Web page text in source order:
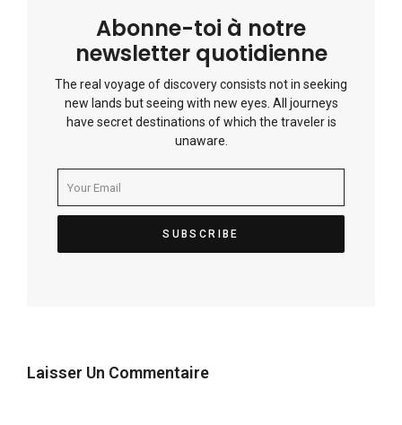
Abonne-toi à notre
newsletter quotidienne
The real voyage of discovery consists not in seeking
new lands but seeing with new eyes. All journeys
have secret destinations of which the traveler is
unaware.
Laisser Un Commentaire